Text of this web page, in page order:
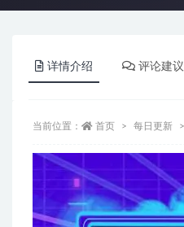
详情介绍 评论建议
当前位置： 首页 每日更新